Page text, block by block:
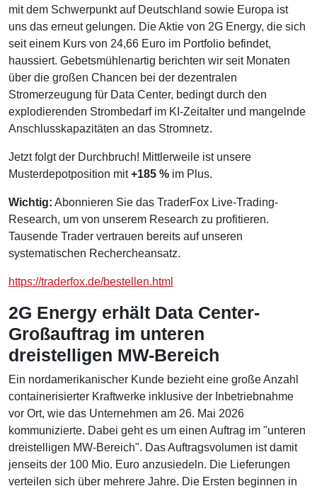
mit dem Schwerpunkt auf Deutschland sowie Europa ist
uns das erneut gelungen. Die Aktie von 2G Energy, die sich
seit einem Kurs von 24,66 Euro im Portfolio befindet,
haussiert. Gebetsmühlenartig berichten wir seit Monaten
über die großen Chancen bei der dezentralen
Stromerzeugung für Data Center, bedingt durch den
explodierenden Strombedarf im KI-Zeitalter und mangelnde
Anschlusskapazitäten an das Stromnetz.
Jetzt folgt der Durchbruch! Mittlerweile ist unsere
Musterdepotposition mit+185 % im Plus.
Wichtig: Abonnieren Sie das TraderFox Live-Trading-
Research, um von unserem Research zu profitieren.
Tausende Trader vertrauen bereits auf unseren
systematischen Rechercheansatz.
https://traderfox.de/bestellen.html
2G Energy erhält Data Center-
Großauftrag im unteren
dreistelligen MW-Bereich
Ein nordamerikanischer Kunde bezieht eine große Anzahl
containerisierter Kraftwerke inklusive der Inbetriebnahme
vor Ort, wie das Unternehmen am 26. Mai 2026
kommunizierte. Dabei geht es um einen Auftrag im "unteren
dreistelligen MW-Bereich". Das Auftragsvolumen ist damit
jenseits der 100 Mio. Euro anzusiedeln. Die Lieferungen
verteilen sich über mehrere Jahre. Die Ersten beginnen in